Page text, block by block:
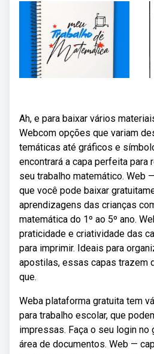
Ah, e para baixar vários
Webcom opções que variam
temáticas até gráficos e
encontrará a capa perfeita para
seu trabalho matemático. Web
que você pode baixar
aprendizagens das crianças
matemática do 1º ao 5º ano.
praticidade e criatividade das
para imprimir. Ideais para
apostilas, essas capas trazem
que.
Weba plataforma gratuita tem
para trabalho escolar, que
impressas. Faça o seu login no
área de documentos. Web —